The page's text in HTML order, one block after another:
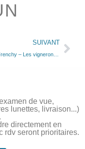
SUIVANT
Friendly Frenchy – Les vigneronnes – Barhic
de vue,
lunettes, livraison...)
directement en
rdv seront prioritaires.